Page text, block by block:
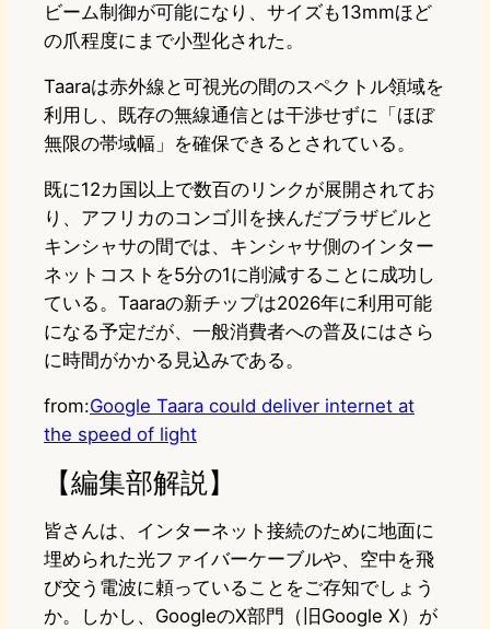
ビーム制御が可能になり、サイズも13mmほど
の爪程度にまで小型化された。
Taaraは赤外線と可視光の間のスペクトル領域を
利用し、既存の無線通信とは干渉せずに「ほぼ
無限の帯域幅」を確保できるとされている。
既に12カ国以上で数百のリンクが展開されてお
り、アフリカのコンゴ川を挟んだブラザビルと
キンシャサの間では、キンシャサ側のインター
ネットコストを5分の1に削減することに成功し
ている。Taaraの新チップは2026年に利用可能
になる予定だが、一般消費者への普及にはさら
に時間がかかる見込みである。
from:Google Taara could deliver internet at
the speed of light
【編集部解説】
皆さんは、インターネット接続のために地面に
埋められた光ファイバーケーブルや、空中を飛
び交う電波に頼っていることをご存知でしょう
か。しかし、GoogleのX部門（旧Google X）が